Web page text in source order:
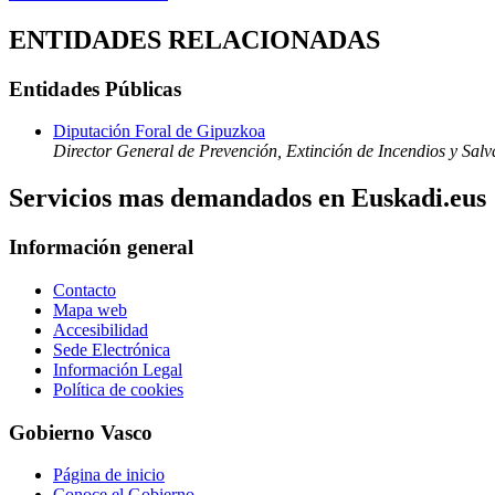
ENTIDADES RELACIONADAS
Entidades Públicas
Diputación Foral de Gipuzkoa
Director General de Prevención, Extinción de Incendios y
Servicios mas demandados en Euskadi.eus
Información general
Contacto
Mapa web
Accesibilidad
Sede Electrónica
Información Legal
Política de cookies
Gobierno Vasco
Página de inicio